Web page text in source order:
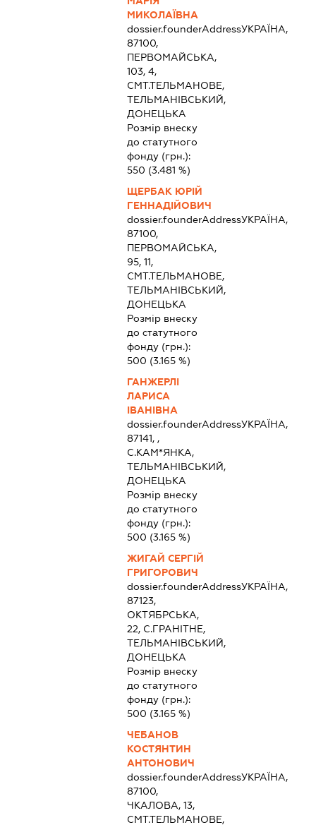
МИКОЛАЇВНА
dossier.founderAddressУКРАЇНА,
87100,
ПЕРВОМАЙСЬКА,
103, 4,
СМТ.ТЕЛЬМАНОВЕ,
ТЕЛЬМАНІВСЬКИЙ,
ДОНЕЦЬКА
Розмір внеску
до статутного
фонду (грн.):
550 (3.481 %)
ЩЕРБАК ЮРІЙ
ГЕННАДІЙОВИЧ
dossier.founderAddressУКРАЇНА,
87100,
ПЕРВОМАЙСЬКА,
95, 11,
СМТ.ТЕЛЬМАНОВЕ,
ТЕЛЬМАНІВСЬКИЙ,
ДОНЕЦЬКА
Розмір внеску
до статутного
фонду (грн.):
500 (3.165 %)
ГАНЖЕРЛІ
ЛАРИСА
ІВАНІВНА
dossier.founderAddressУКРАЇНА,
87141, ,
С.КАМ*ЯНКА,
ТЕЛЬМАНІВСЬКИЙ,
ДОНЕЦЬКА
Розмір внеску
до статутного
фонду (грн.):
500 (3.165 %)
ЖИГАЙ СЕРГІЙ
ГРИГОРОВИЧ
dossier.founderAddressУКРАЇНА,
87123,
ОКТЯБРСЬКА,
22, С.ГРАНІТНЕ,
ТЕЛЬМАНІВСЬКИЙ,
ДОНЕЦЬКА
Розмір внеску
до статутного
фонду (грн.):
500 (3.165 %)
ЧЕБАНОВ
КОСТЯНТИН
АНТОНОВИЧ
dossier.founderAddressУКРАЇНА,
87100,
ЧКАЛОВА, 13,
СМТ.ТЕЛЬМАНОВЕ,